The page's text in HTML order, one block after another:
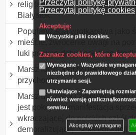
Przeczytaj politykę
Przeczytaj politykę cookies
Akceptuję:
Wszystkie pliki cookies.
Zaznacz cookies, które
Wymagane - Wszystkie
niezbędne do prawidłowego
utrzymanie sesji.
Ułatwiające - Zapamiętują
również wersję graficzną/
serwisu.
Akceptuję wymagane
religijnych chrześcijan
Białystok
Popularyzacja wrotkarstwa jako
mieście, zwrócenie uwagi na
luki prawne dotyczące tego
Marsz ludzi, którzy deklarują się,
przychodzą.
Marsz dla życia i zdrowej, silnej
jest pokojowa manifestacja
wkraczającej do polskich szkół
demoralizującej "seks edukacji",